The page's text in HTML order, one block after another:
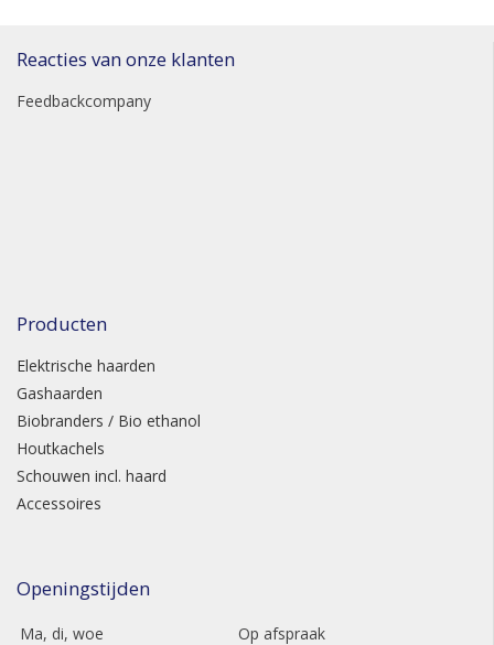
Reacties van onze klanten
Feedbackcompany
Producten
Elektrische haarden
Gashaarden
Biobranders / Bio ethanol
Houtkachels
Schouwen incl. haard
Accessoires
Openingstijden
Ma, di, woe
Op afspraak